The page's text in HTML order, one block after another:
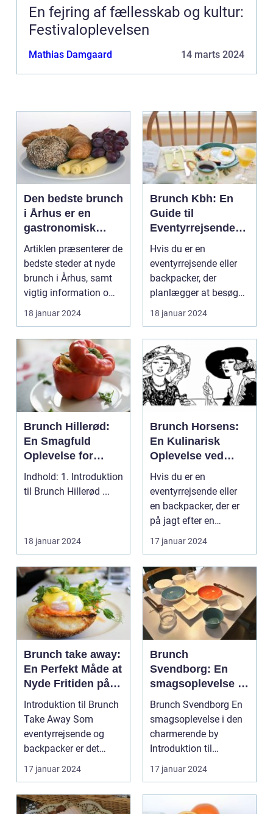
En fejring af fællesskab og kultur:
Festivaloplevelsen
Mathias Damgaard 14 marts 2024
Den bedste brunch
i Århus er en
gastronomisk
oplevelse, der
tilbyder et varieret
udvalg af lækre
retter, der passer
til både
morgenmad og
frokost
Artiklen præsenterer de
bedste steder at nyde
brunch i Århus, samt
vigtig information om
åbningstide...
18 januar 2024
Brunch Kbh: En
Guide til
Eventyrrejsende
og Backpackere
Hvis du er en
eventyrrejsende eller
backpacker, der
planlægger at besøge
København, så er der
en mad...
18 januar 2024
Brunch Hillerød:
En Smagfuld
Oplevelse for
Eventyrrejsende
og Backpackere
Indhold: 1. Introduktion
til Brunch Hillerød ...
18 januar 2024
Brunch Horsens:
En Kulinarisk
Oplevelse ved
Fodsporene af
Historien
Hvis du er en
eventyrrejsende eller
en backpacker, der er
på jagt efter en
kulinarisk oplevelse i
Ho...
17 januar 2024
Brunch take away:
En Perfekt Måde at
Nyde Fritiden på
Farten
Introduktion til Brunch
Take Away Som
eventyrrejsende og
backpacker er det
almindeligt at være på
fa...
17 januar 2024
Brunch
Svendborg: En
smagsoplevelse i
den charmerende
Brunch Svendborg En
smagsoplevelse i den
charmerende by
Introduktion til
brunchkulturen i
Svendbo...
17 januar 2024